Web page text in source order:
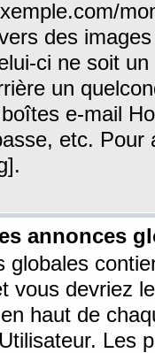
des
ci ne soit
un
e-mail
etc. Pour
annonces
globales
vous devriez
haut de
Les